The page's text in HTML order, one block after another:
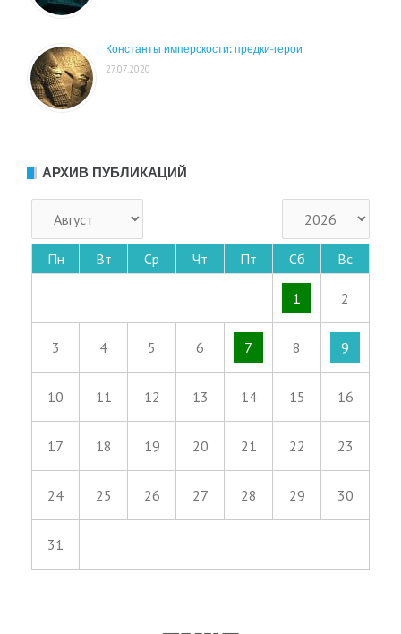
Константы имперскости: предки-герои
27.07.2020
АРХИВ ПУБЛИКАЦИЙ
Пн Вт Ср Чт Пт Сб Вс
1 2
3 4 5 6 7 8 9
10 11 12 13 14 15 16
17 18 19 20 21 22 23
24 25 26 27 28 29 30
31